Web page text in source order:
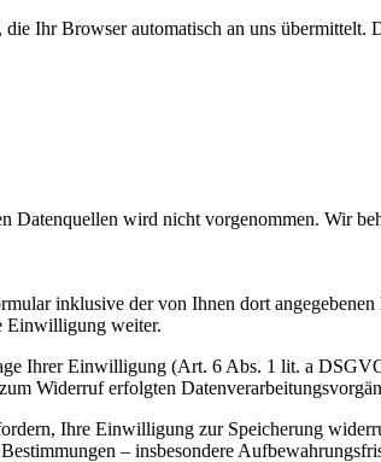
Ihr Browser automatisch an uns übermittelt.
Datenquellen wird nicht vorgenommen. Wir
inklusive der von Ihnen dort
Einwilligung weiter.
Ihrer Einwilligung (Art. 6 Abs. 1 lit. a
Widerruf erfolgten
Ihre Einwilligung zur Speicherung
– insbesondere